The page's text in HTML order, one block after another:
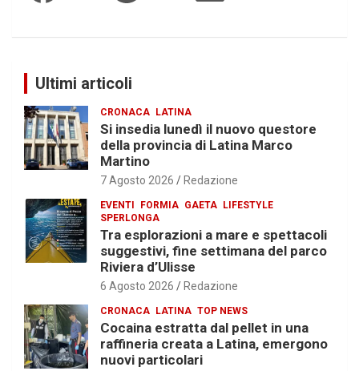
Ultimi articoli
CRONACA LATINA
Si insedia lunedì il nuovo questore
della provincia di Latina Marco
Martino
7 Agosto 2026 Redazione
EVENTI FORMIA GAETA LIFESTYLE
SPERLONGA
Tra esplorazioni a mare e spettacoli
suggestivi, fine settimana del parco
Riviera d’Ulisse
6 Agosto 2026 Redazione
CRONACA LATINA TOP NEWS
Cocaina estratta dal pellet in una
raffineria creata a Latina, emergono
nuovi particolari